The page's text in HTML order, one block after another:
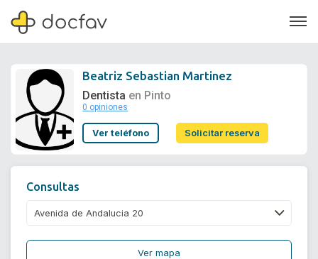
Soporte
Beatriz Sebastian Martinez
Dentista en Pinto
0 opiniones
Ver teléfono Solicitar reserva
Consultas
Ver mapa